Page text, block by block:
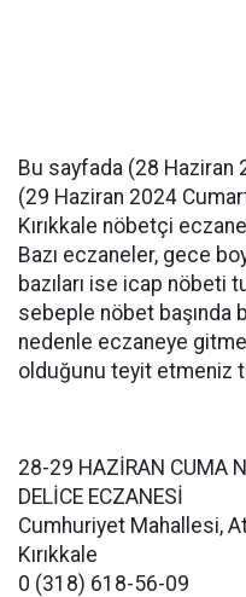
Bu sayfada (28 Haziran
(29 Haziran 2024
Kırıkkale nöbetçi
Bazı eczaneler, gece
bazıları ise icap nöbeti
sebeple nöbet başında
nedenle eczaneye
olduğunu teyit etmeniz
28-29 HAZİRAN CUMA
DELİCE ECZANESİ
Cumhuriyet Mahallesi,
Kırıkkale
0 (318) 618-56-09